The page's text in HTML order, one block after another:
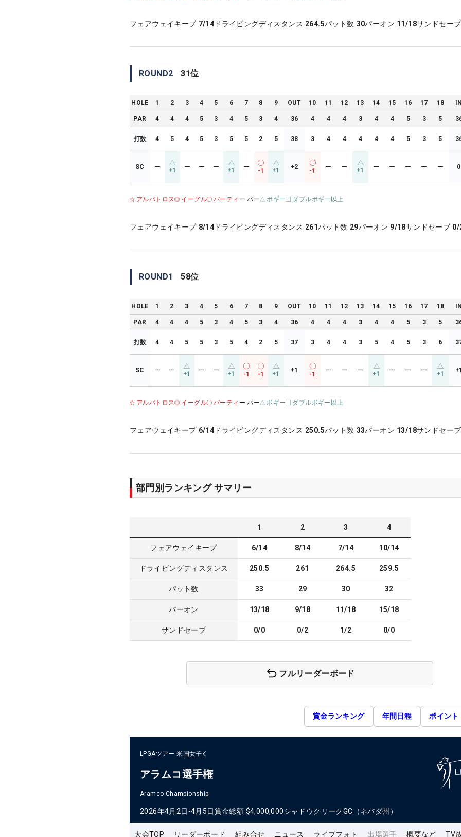
フェアウェイキープ 7/14 ドライビングディスタンス 264.5パット数 30パーオン 11/18サンドセーブ
ROUND2 31位
HOLE 1 2 3 4 5 6 7 8 9 OUT 10 11 12 13 14 15 16 17 18
PAR 4 4 4 5 3 4 5 3 4 36 4 4 4 3 4 4 5 3 5
打数 4 5 4 5 3 5 5 2 5 38 3 4 4 4 4 4 5 3 5
SC ー +1 ー ー ー +1 ー
-1 +1 +2
-1
ー ー +1 ー ー ー ー ー 0
アルバトロス イーグル バーティ ー パー ボギー ダブルボギー以上
フェアウェイキープ 8/14 ドライビングディスタンス 261パット数 29パーオン 9/18サンドセーブ 0/
ROUND1 58位
HOLE 1 2 3 4 5 6 7 8 9 OUT 10 11 12 13 14 15 16 17 18
PAR 4 4 4 5 3 4 5 3 4 36 4 4 4 3 4 4 5 3 5
打数 4 4 5 5 3 5 4 2 5 37 3 4 4 3 5 4 5 3 6
SC ー ー +1 ー ー +1 -1 -1 +1 +1
-1
ー ー ー +1 ー ー ー +1
アルバトロス イーグル バーティ ー パー ボギー ダブルボギー以上
フェアウェイキープ 6/14 ドライビングディスタンス 250.5パット数 33パーオン 13/18サンドセーブ
部門別ランキング サマリー
1 2 3 4
フェアウェイキープ 6/14 8/14 7/14 10/14
ドライビングディスタンス 250.5 261 264.5 259.5
パット数 33 29 30 32
パーオン 13/18 9/18 11/18 15/18
サンドセーブ 0/0 0/2 1/2 0/0
フルリーダーボード
賞金ランキング 年間日程 ポイント
LPGAツアー 米国女子
アラムコ選手権
Aramco Championship
2026年4月2日-4月5日賞金総額 $4,000,000シャドウクリークGC（ネバダ州）
大会TOP リーダーボード 組み合せ ニュース ライブフォト 出場選手 概要など TV